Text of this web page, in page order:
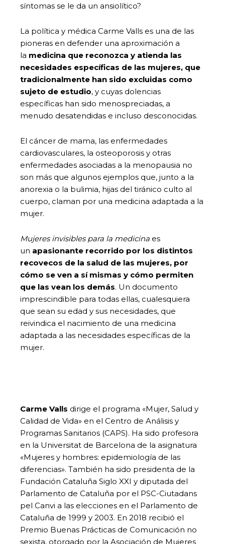
síntomas se le da un ansiolítico?
La política y médica Carme Valls es una de las
pioneras en defender una aproximación a
la medicina que reconozca y atienda las
necesidades específicas de las mujeres, que
tradicionalmente han sido excluidas como
sujeto de estudio, y cuyas dolencias
específicas han sido menospreciadas, a
menudo desatendidas e incluso desconocidas.
El cáncer de mama, las enfermedades
cardiovasculares, la osteoporosis y otras
enfermedades asociadas a la menopausia no
son más que algunos ejemplos que, junto a la
anorexia o la bulimia, hijas del tiránico culto al
cuerpo, claman por una medicina adaptada a la
mujer.
Mujeres invisibles para la medicina es
un apasionante recorrido por los distintos
recovecos de la salud de las mujeres, por
cómo se ven a sí mismas y cómo permiten
que las vean los demás. Un documento
imprescindible para todas ellas, cualesquiera
que sean su edad y sus necesidades, que
reivindica el nacimiento de una medicina
adaptada a las necesidades específicas de la
mujer.
Carme Valls dirige el programa «Mujer, Salud y
Calidad de Vida» en el Centro de Análisis y
Programas Sanitarios (CAPS). Ha sido profesora
en la Universitat de Barcelona de la asignatura
«Mujeres y hombres: epidemiología de las
diferencias». También ha sido presidenta de la
Fundación Cataluña Siglo XXI y diputada del
Parlamento de Cataluña por el PSC-Ciutadans
pel Canvi a las elecciones en el Parlamento de
Cataluña de 1999 y 2003. En 2018 recibió el
Premio Buenas Prácticas de Comunicación no
sexista, otorgado por la Asociación de Mujeres